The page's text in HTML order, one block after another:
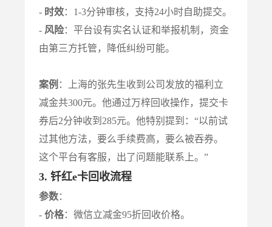
- 时效：1-3分钟审核，支持24小时自助提交。
- 风险：平台设有实名认证和举报机制，资金
由第三方托管，降低纠纷可能。
案例 ：上海的张先生收到公司发放的福利立
减金共300元。他通过万梓回收操作，提交卡
券后2分钟收到285元。他特别提到：“以前试
过其他方法，要么手续费高，要么被吞券。
这个平台有客服，出了问题能联系上。”
3. 钎红e卡回收流程
参数：
-价格：微信立减金95折回收价格。